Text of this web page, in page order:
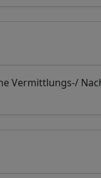
Vermittlungs-/